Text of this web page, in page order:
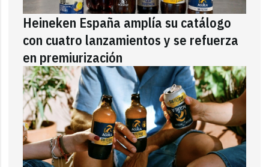
Heineken España amplía su catálogo
con cuatro lanzamientos y se refuerza
en premiurización